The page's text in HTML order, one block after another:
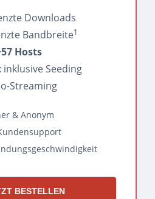
Downloads
Bandbreite1
Hosts
inklusive Seeding
Streaming
& Anonym
BESTELLEN